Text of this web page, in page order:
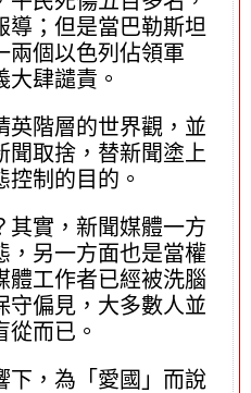
導；但是當巴勒斯坦
兩個以色列佔領軍
大肆譴責。
英階層的世界觀，並
聞取捨，替新聞塗上
制的目的。
其實，新聞媒體一方
，另一方面也是當權
體工作者已經被洗腦
守偏見，大多數人並
而已。
下，為「愛國」而說